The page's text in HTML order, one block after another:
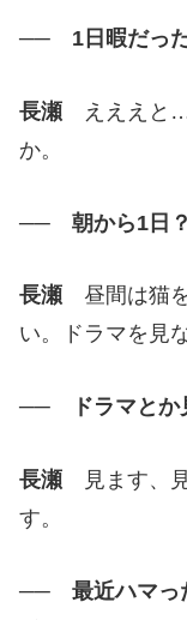
── 1日暇だった
長瀬 えええと
か。
── 朝から1日？
長瀬 昼間は猫
い。ドラマを見
── ドラマとか
長瀬 見ます、
す。
── 最近ハマっ